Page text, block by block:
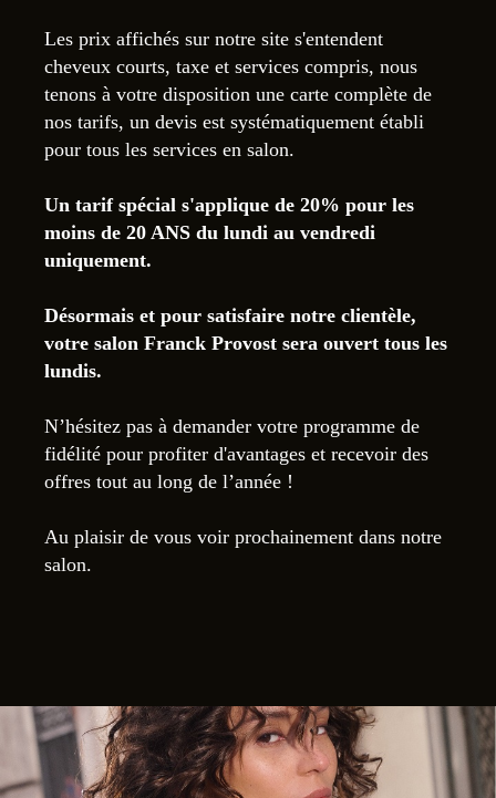
Les prix affichés sur notre site s'entendent
cheveux courts, taxe et services compris, nous
tenons à votre disposition une carte complète de
nos tarifs, un devis est systématiquement établi
pour tous les services en salon.
Un tarif spécial s'applique de 20% pour les
moins de 20 ANS du lundi au vendredi
uniquement.
Désormais et pour satisfaire notre clientèle,
votre salon Franck Provost sera ouvert tous les
lundis.
N’hésitez pas à demander votre programme de
fidélité pour profiter d'avantages et recevoir des
offres tout au long de l’année !
Au plaisir de vous voir prochainement dans notre
salon.